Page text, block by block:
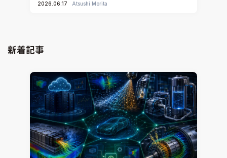
2026.06.17 Atsushi Morita
新着記事